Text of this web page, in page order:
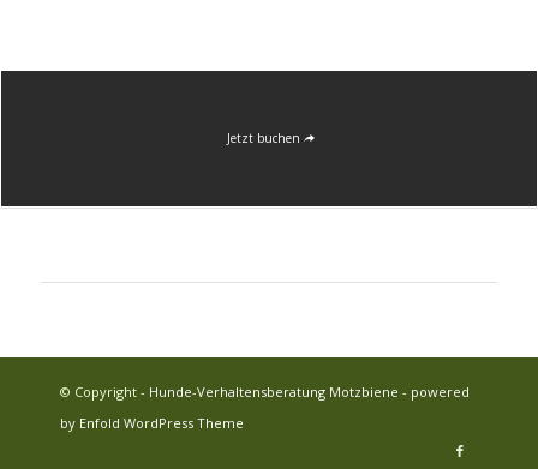
Jetzt buchen
© Copyright - Hunde-Verhaltensberatung Motzbiene - powered
by Enfold WordPress Theme